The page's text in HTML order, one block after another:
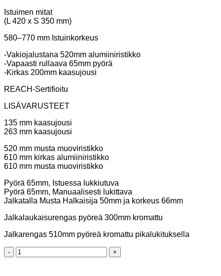
Istuimen mitat
(L 420 x S 350 mm)
580–770 mm Istuinkorkeus
-Vakiojalustana 520mm alumiiniristikko
-Vapaasti rullaava 65mm pyörä
-Kirkas 200mm kaasujousi
REACH-Sertifioitu
LISÄVARUSTEET
135 mm kaasujousi
263 mm kaasujousi
520 mm musta muoviristikko
610 mm kirkas alumiiniristikko
610 mm musta muoviristikko
Pyörä 65mm, Istuessa lukkiutuva
Pyörä 65mm, Manuaalisesti lukittava
Jalkatalla Musta Halkaisija 50mm ja korkeus 66mm
Jalkalaukaisurengas pyöreä 300mm kromattu
Jalkarengas 510mm pyöreä kromattu pikalukituksella
Satulatuoli
Balance